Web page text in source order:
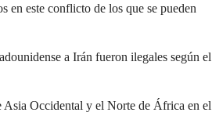
en este conflicto de los que se pueden
a Irán fueron ilegales según el
Asia Occidental y el Norte de África en el